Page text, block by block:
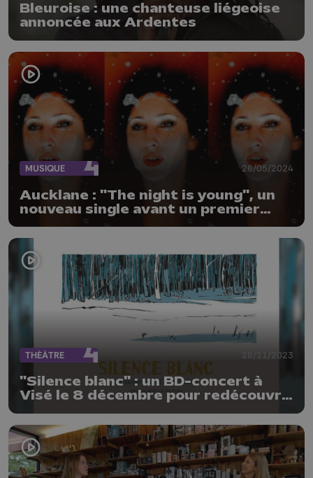
Bleuroise : une chanteuse liégeoise
annoncée aux Ardentes
MUSIQUE 26/05/2024
Aucklane : "The night is young", un
nouveau single avant un premier
album
THÉÂTRE 28/11/2023
"Silence blanc" : un BD-concert à
Visé le 8 décembre pour redécouvrir